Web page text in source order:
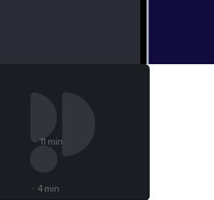
5: Gesunder Darm +++
2020 11 min
4: Brainfood +++
2020 4 min